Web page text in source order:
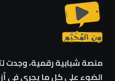
منصة شبابية رقمية، وجدت
الضوء على كل ما يجري في